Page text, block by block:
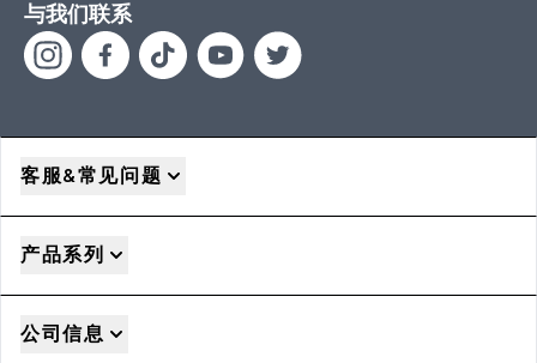
与我们联系
客服&常见问题
产品系列
公司信息